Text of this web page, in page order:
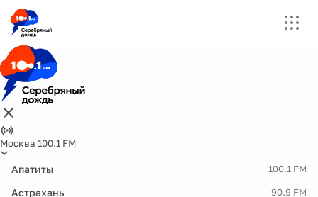
Москва 100.1 FM
Апатиты 100.1 FM
Астрахань 90.9 FM